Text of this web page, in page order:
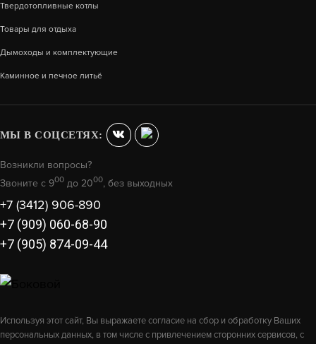
Твердотопливные котлы
Товары для отдыха
Дымоходы и комплектующие
Каминное и печное литьё
МЫ В СОЦСЕТЯХ:
Возникли вопросы?
Звоните с 900 до 2000, без выходных
+7 (3412) 906-890
+7 (909) 060-68-90
+7 (905) 874-09-44
Используя этот сайт, Вы выражаете согласие на сбор и обработку Ваших
персональных данных, в том числе с привлечением сторонних сервисов, с